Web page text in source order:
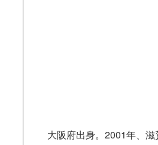
大阪府出身。2001年、